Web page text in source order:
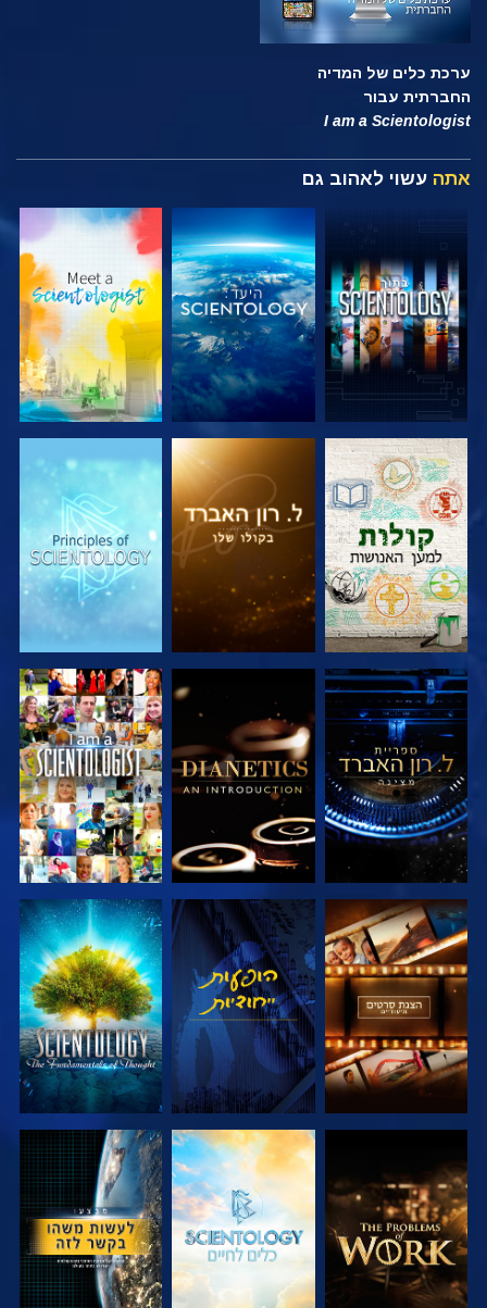
ערכת כלים של המדיה
החברתית עבור
I am a Scientologist
אתה עשוי לאהוב גם
בדוק את הסדרה בדוק את הסדרה בדוק את הסדרה
בדוק את הסדרה בדוק את הסדרה צפה
בדוק את הסדרה צפה בדוק את הסדרה
בדוק את הסדרה בדוק את הסדרה צפה